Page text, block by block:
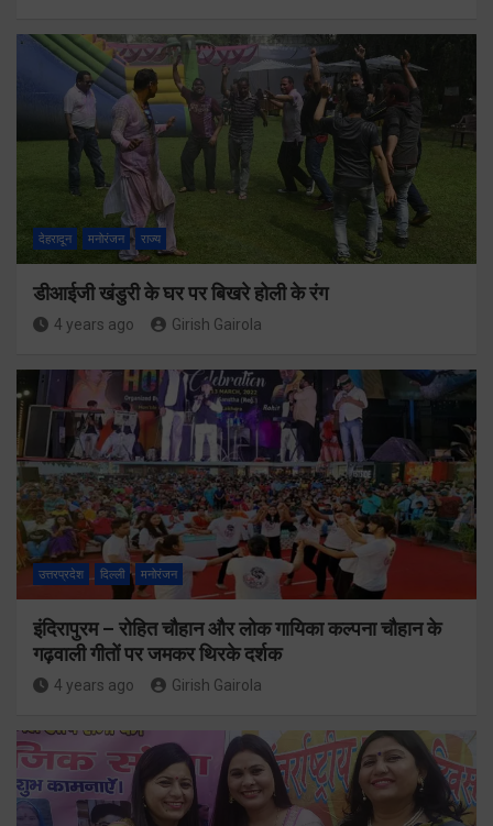
देहरादून मनोरंजन राज्य
डीआईजी खंडुरी के घर पर बिखरे होली के रंग
4 years ago Girish Gairola
उत्तरप्रदेश दिल्ली मनोरंजन
इंदिरापुरम – रोहित चौहान और लोक गायिका कल्पना चौहान के
गढ़वाली गीतों पर जमकर थिरके दर्शक
4 years ago Girish Gairola